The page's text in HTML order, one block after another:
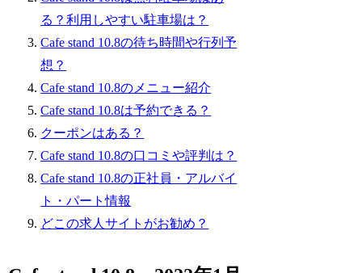
る？利用しやすい駐車場は？
Cafe stand 10.8の待ち時間や行列予
想？
Cafe stand 10.8のメニュー紹介
Cafe stand 10.8は予約できる？
クーポンはある？
Cafe stand 10.8の口コミや評判は？
Cafe stand 10.8の正社員・アルバイ
ト・パート情報
どこの求人サイトがお勧め？